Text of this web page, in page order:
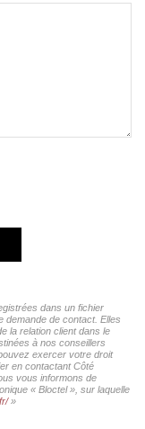
dans un fichier
demande de contact. Elles
la relation client dans le
à nos conseillers
exercer votre droit
en contactant Côté
vous informons de
« Bloctel », sur laquelle
»